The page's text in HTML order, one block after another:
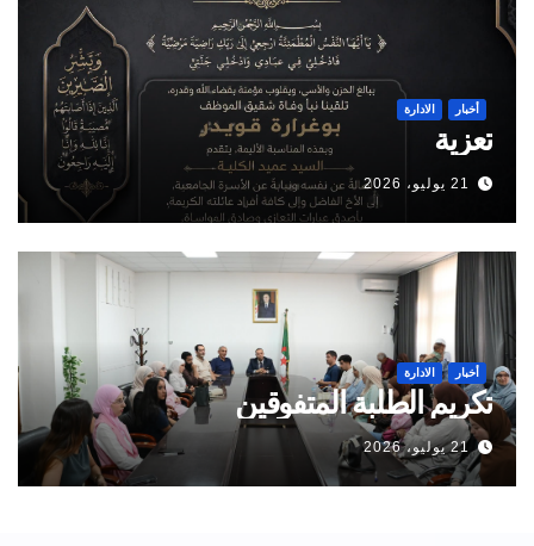
أخبار الادارة
تعزية
21 يوليو، 2026
أخبار الادارة
تكريم الطلبة المتفوقين
21 يوليو، 2026